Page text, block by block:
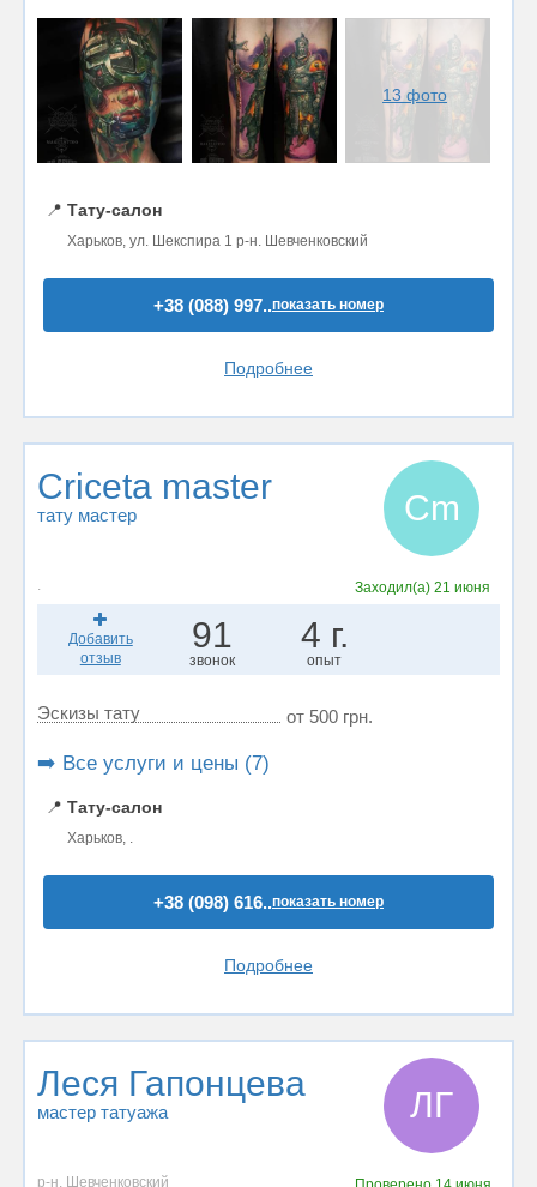
13 фото
📍 Тату-салон
Харьков, ул. Шекспира 1 р-н. Шевченковский
+38 (088) 997..показать номер
Подробнее
Criceta master
тату мастер Cm
. Заходил(а)21 июня
Добавить
отзыв
91
звонок
4 г.
опыт
Эскизы тату от 500 грн.
➡️ Все услуги и цены (7)
📍 Тату-салон
Харьков, .
+38 (098) 616..показать номер
Подробнее
Леся Гапонцева
мастер татуажа ЛГ
р-н. Шевченковский